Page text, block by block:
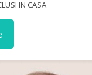
IN CASA